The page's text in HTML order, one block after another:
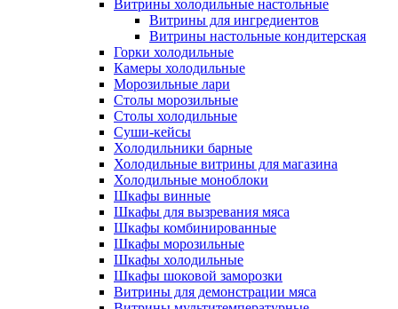
Витрины холодильные настольные
Витрины для ингредиентов
Витрины настольные кондитерская
Горки холодильные
Камеры холодильные
Морозильные лари
Столы морозильные
Столы холодильные
Суши-кейсы
Холодильники барные
Холодильные витрины для магазина
Холодильные моноблоки
Шкафы винные
Шкафы для вызревания мяса
Шкафы комбинированные
Шкафы морозильные
Шкафы холодильные
Шкафы шоковой заморозки
Витрины для демонстрации мяса